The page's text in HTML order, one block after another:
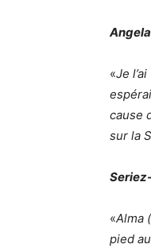
«Je
cause
sur la
«Alma
pied